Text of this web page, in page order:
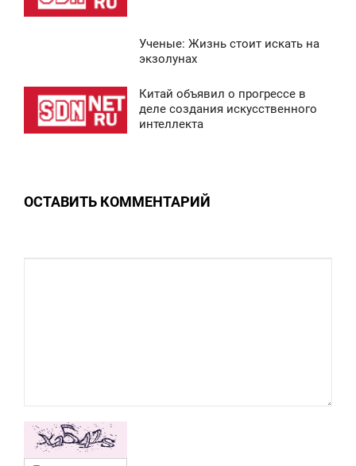
Ученые: Жизнь стоит искать на
экзолунах
Китай объявил о прогрессе в
деле создания искусственного
интеллекта
ОСТАВИТЬ КОММЕНТАРИЙ